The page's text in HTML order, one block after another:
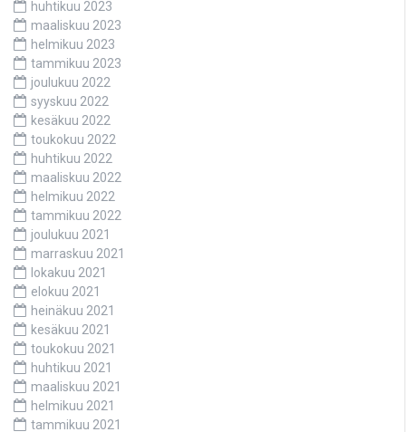
huhtikuu 2023
maaliskuu 2023
helmikuu 2023
tammikuu 2023
joulukuu 2022
syyskuu 2022
kesäkuu 2022
toukokuu 2022
huhtikuu 2022
maaliskuu 2022
helmikuu 2022
tammikuu 2022
joulukuu 2021
marraskuu 2021
lokakuu 2021
elokuu 2021
heinäkuu 2021
kesäkuu 2021
toukokuu 2021
huhtikuu 2021
maaliskuu 2021
helmikuu 2021
tammikuu 2021